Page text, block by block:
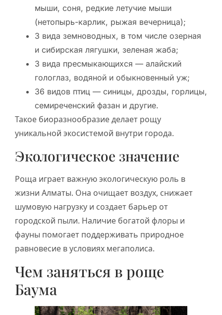
мыши, соня, редкие летучие мыши
(нетопырь-карлик, рыжая вечерница);
3 вида земноводных, в том числе озерная
и сибирская лягушки, зеленая жаба;
3 вида пресмыкающихся — алайский
гологлаз, водяной и обыкновенный уж;
36 видов птиц — синицы, дрозды, горлицы,
семиреченский фазан и другие.
Такое биоразнообразие делает рощу
уникальной экосистемой внутри города.
Экологическое значение
Роща играет важную экологическую роль в
жизни Алматы. Она очищает воздух, снижает
шумовую нагрузку и создает барьер от
городской пыли. Наличие богатой флоры и
фауны помогает поддерживать природное
равновесие в условиях мегаполиса.
Чем заняться в роще
Баума